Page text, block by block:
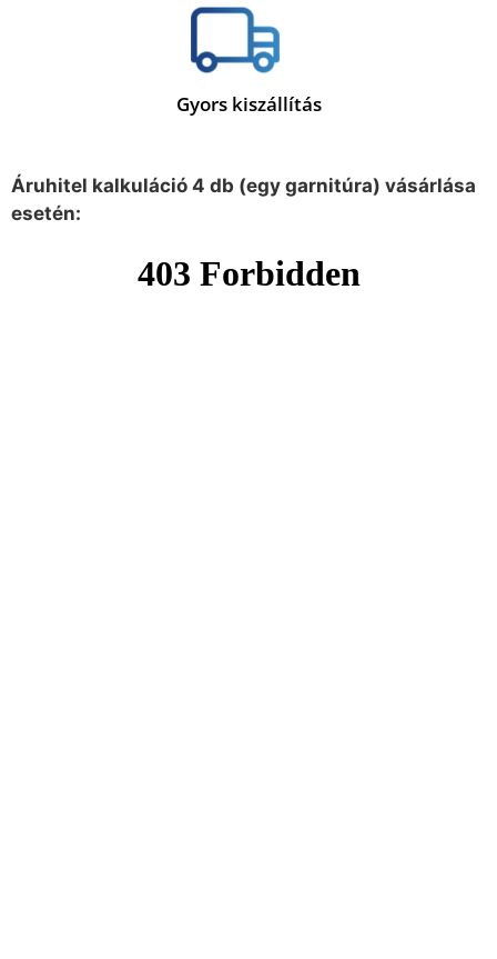
Gyors kiszállítás
Áruhitel kalkuláció 4 db (egy garnitúra) vásárlása
esetén: